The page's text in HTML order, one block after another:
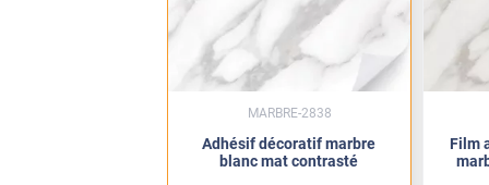
Adhésif décoratif marbre
blanc mat contrasté
MARBRE-2838
Film